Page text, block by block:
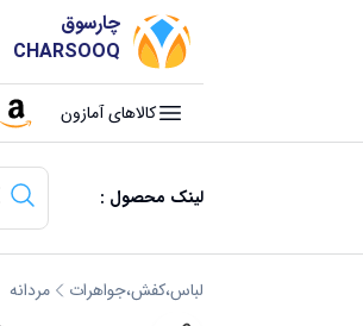
چارسوق
CHARSOOQ
کالاهای آمازون
لینک محصول :
لباس،کفش،جواهرات مردانه